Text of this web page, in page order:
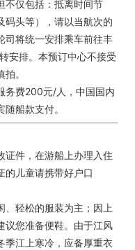
不仅包括：抵离时间节
码头等），请以当航次的
司将统一安排乘车前往丰
安排。本预订中心不接受
。
务费200元/人，中国国内
船款支付。
证件，在游船上办理入住
的儿童请携带好户口
、轻松的服装为主；因上
议您准备便鞋。由于江风
季江上寒冷，应备厚重衣